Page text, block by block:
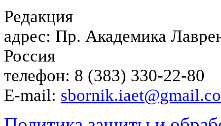
Редакция
адрес: Пр. Академика
Россия
телефон: 8 (383) 330-22-80
E-mail: